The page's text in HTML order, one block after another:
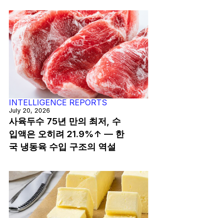
INTELLIGENCE REPORTS
July 20, 2026
사육두수 75년 만의 최저, 수
입액은 오히려 21.9%↑ — 한
국 냉동육 수입 구조의 역설